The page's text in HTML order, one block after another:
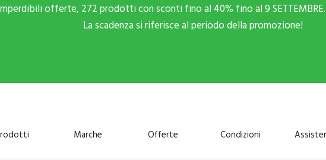
offerte, 272 prodotti con sconti fino al 40% fino al 9
La scadenza si riferisce al periodo della promozione!
Marche Offerte Condizioni